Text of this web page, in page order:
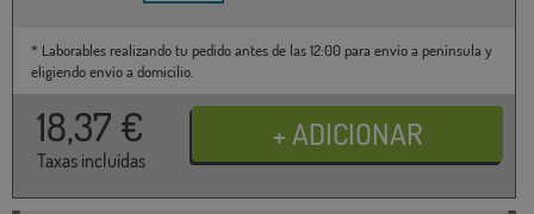
* Laborables realizando tu pedido antes de las 12:00 para envío a península y
eligiendo envío a domicilio.
18,37 €
Taxas incluídas